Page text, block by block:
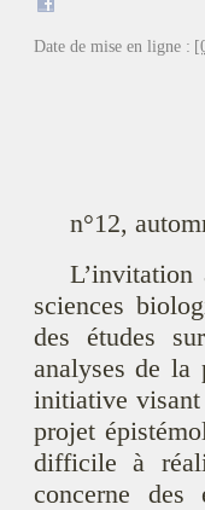
Date de mise en ligne :
n°12,
sciences
des études
analyses de la
initiative visant
projet
difficile à
concerne des